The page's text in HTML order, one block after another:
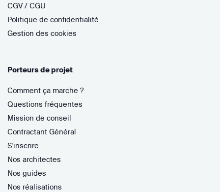
CGV / CGU
Politique de confidentialité
Gestion des cookies
Porteurs de projet
Comment ça marche ?
Questions fréquentes
Mission de conseil
Contractant Général
S'inscrire
Nos architectes
Nos guides
Nos réalisations